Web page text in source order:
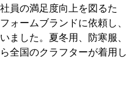
員の満足度向上を図るた
ォームブランドに依頼し、
ました。夏冬用、防寒服、
全国のクラフターが着用し